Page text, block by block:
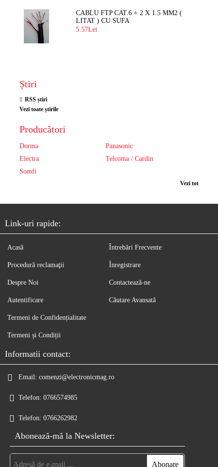
CABLU FTP CAT.6 + 2 X 1.5 MM2 (
LITAT ) CU SUFA
5.57Lei
Știri
RSS știri
Vezi toate știrile
Producători
Dorma
Panasonic
Electra
Telcoma / Cardin
Somfi
Vezi tot
Link-uri rapide:
Acasă
Procedură reclamaţii
Despre Noi
Autentificare
Întrebări Frecvente
Înregistrare
Contactează-ne
Căutare Avansată
Termeni de Confidențialitate
Termeni și Condiții
Informatii contact:
Email: comenzi@electronicmag.ro
Telefon: 0766574985
Telefon: 0766262982
Abonează-mă la Newsletter: